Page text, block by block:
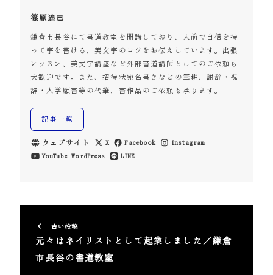
篠原遙己
鎌倉市長谷にて書道教室を開講しており、人前で自信を持
って字を書ける、美文字のコツをお伝えしています。出張
レッスン、美文字講座など外部書道講師としてのご依頼も
大歓迎です。また、招待状宛名書きなどの筆耕、謝辞・祝
辞・入学願書等の代筆、書作品のご依頼も承ります。
記事一覧
ウェブサイト X Facebook
Instagram
YouTube WordPress LINE
古い投稿
元々はネイリストとして起業しました／鎌倉
市長谷の書道教室